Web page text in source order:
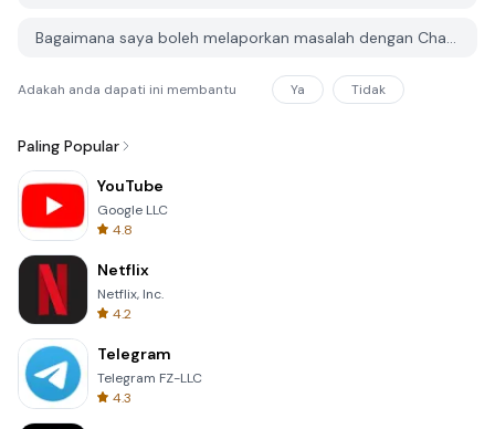
Bagaimana saya boleh melaporkan masalah dengan Channel Myanmar di PGYER APK HUB?
Adakah anda dapati ini membantu Ya Tidak
Paling Popular
YouTube
Google LLC
4.8
Netflix
Netflix, Inc.
4.2
Telegram
Telegram FZ-LLC
4.3